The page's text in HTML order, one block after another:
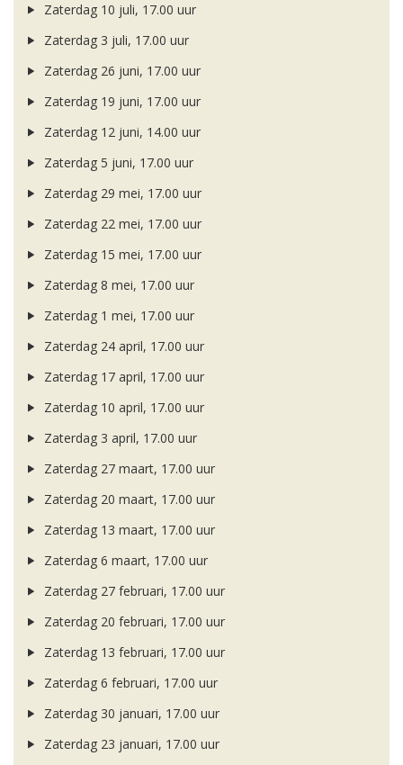
Zaterdag 10 juli, 17.00 uur
Zaterdag 3 juli, 17.00 uur
Zaterdag 26 juni, 17.00 uur
Zaterdag 19 juni, 17.00 uur
Zaterdag 12 juni, 14.00 uur
Zaterdag 5 juni, 17.00 uur
Zaterdag 29 mei, 17.00 uur
Zaterdag 22 mei, 17.00 uur
Zaterdag 15 mei, 17.00 uur
Zaterdag 8 mei, 17.00 uur
Zaterdag 1 mei, 17.00 uur
Zaterdag 24 april, 17.00 uur
Zaterdag 17 april, 17.00 uur
Zaterdag 10 april, 17.00 uur
Zaterdag 3 april, 17.00 uur
Zaterdag 27 maart, 17.00 uur
Zaterdag 20 maart, 17.00 uur
Zaterdag 13 maart, 17.00 uur
Zaterdag 6 maart, 17.00 uur
Zaterdag 27 februari, 17.00 uur
Zaterdag 20 februari, 17.00 uur
Zaterdag 13 februari, 17.00 uur
Zaterdag 6 februari, 17.00 uur
Zaterdag 30 januari, 17.00 uur
Zaterdag 23 januari, 17.00 uur